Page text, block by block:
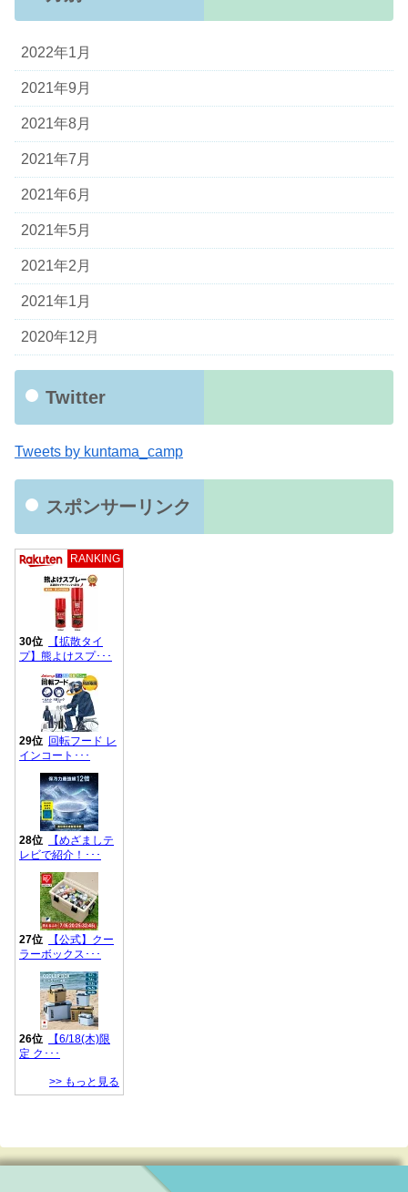
2022年1月
2021年9月
2021年8月
2021年7月
2021年6月
2021年5月
2021年2月
2021年1月
2020年12月
Twitter
Tweets by kuntama_camp
スポンサーリンク